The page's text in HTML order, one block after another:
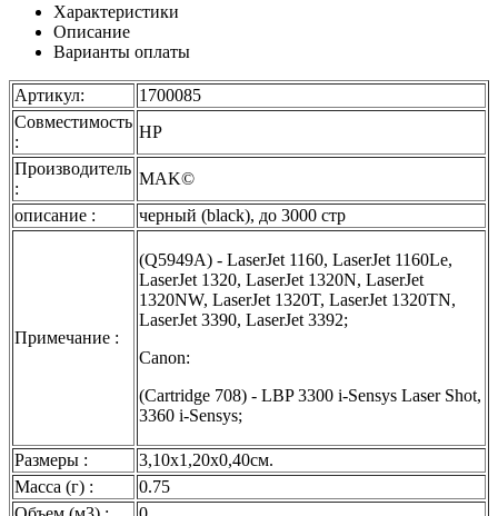
Характеристики
Описание
Варианты оплаты
Артикул:
1700085
Совместимость
:
HP
Производитель
:
MAK©
описание :
черный (black), до 3000 стр
Примечание :
(Q5949A) - LaserJet 1160, LaserJet 1160Le,
LaserJet 1320, LaserJet 1320N, LaserJet
1320NW, LaserJet 1320T, LaserJet 1320TN,
LaserJet 3390, LaserJet 3392;
Canon:
(Cartridge 708) - LBP 3300 i-Sensys Laser Shot,
3360 i-Sensys;
Размеры :
3,10x1,20x0,40см.
Масса (г) :
0.75